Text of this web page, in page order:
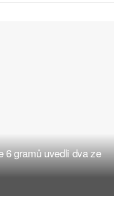
6 gramů uvedli dva ze